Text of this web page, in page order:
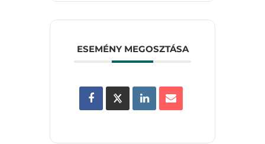
ESEMÉNY MEGOSZTÁSA